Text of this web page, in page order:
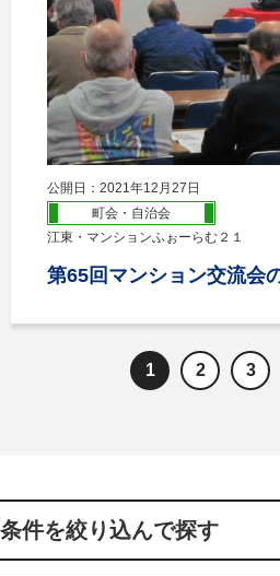
公開日：2021年12月27日
町会・自治会
江東・マンションふぉーらむ２１
第65回マンション交流会
1 2 3
条件を絞り込んで探す